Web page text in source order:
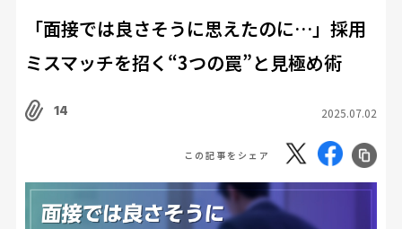
「面接では良さそうに思えたのに…」採用
ミスマッチを招く“3つの罠”と見極め術
14 2025.07.02
この記事をシェア